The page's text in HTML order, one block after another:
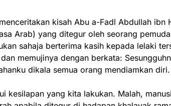
kisah Abu a-Fadl Abdullah ibn
Arab) yang ditegur oleh seorang
sahaja berterima kasih kepada lelaki
memujinya dengan berkata:
dikala semua orang mendiamkan
kesilapan yang kita lakukan. Malah,